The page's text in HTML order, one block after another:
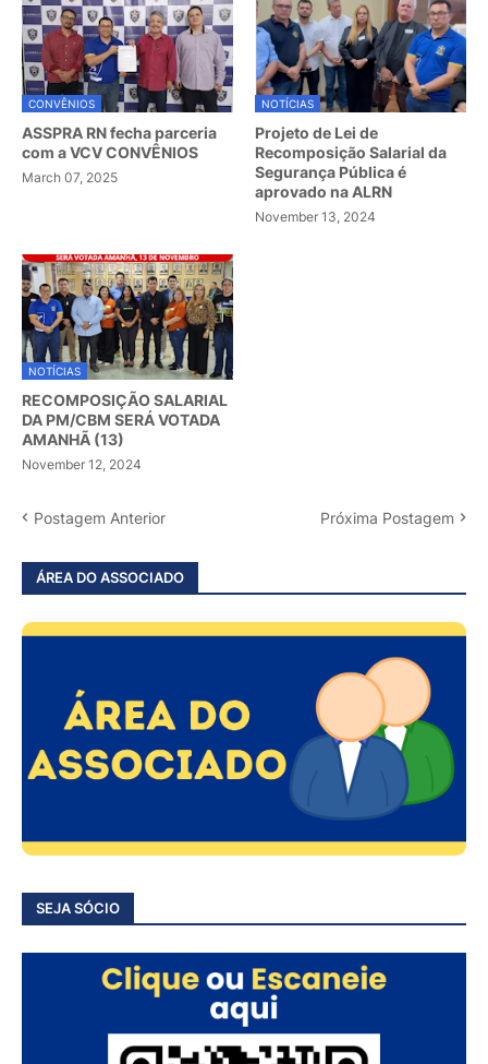
CONVÊNIOS
ASSPRA RN fecha parceria
com a VCV CONVÊNIOS
March 07, 2025
NOTÍCIAS
Projeto de Lei de
Recomposição Salarial da
Segurança Pública é
aprovado na ALRN
November 13, 2024
NOTÍCIAS
RECOMPOSIÇÃO SALARIAL
DA PM/CBM SERÁ VOTADA
AMANHÃ (13)
November 12, 2024
Postagem Anterior Próxima Postagem
ÁREA DO ASSOCIADO
SEJA SÓCIO